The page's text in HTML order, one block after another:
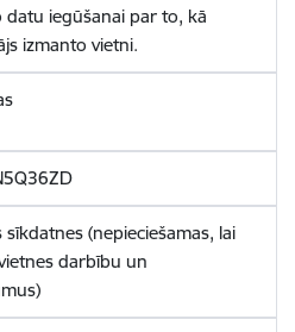
datu iegūšanai par to, kā
izmanto vietni.
sīkdatnes (nepieciešamas, lai
darbību un